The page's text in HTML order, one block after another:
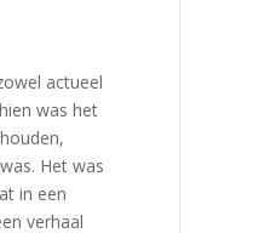
actueel
was het
Het was
in een
verhaal